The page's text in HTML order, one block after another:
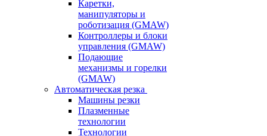
Каретки,
манипуляторы и
роботизация (GMAW)
Контроллеры и блоки
управления (GMAW)
Подающие
механизмы и горелки
(GMAW)
Автоматическая резка
Машины резки
Плазменные
технологии
Технологии